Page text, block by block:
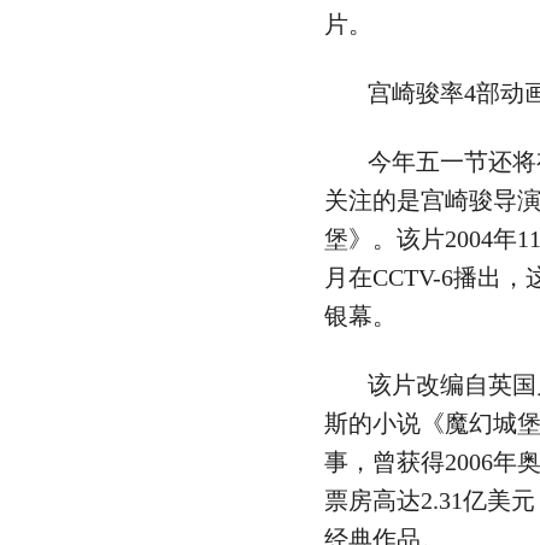
片。
宫崎骏率4部动
今年五一节还
关注的是宫崎骏导
堡》。该片2004年
月在CCTV-6播出
银幕。
该片改编自英
斯的小说《魔幻城
事，曾获得2006年
票房高达2.31亿美
经典作品。